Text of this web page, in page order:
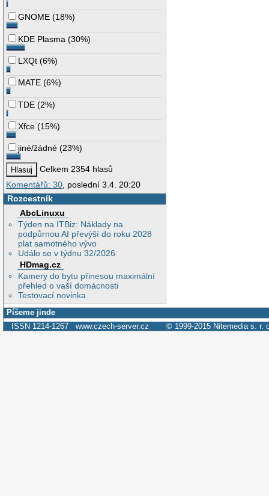
GNOME (18%)
KDE Plasma (30%)
LXQt (6%)
MATE (6%)
TDE (2%)
Xfce (15%)
jiné/žádné (23%)
Celkem 2354 hlasů
Komentářů: 30 , poslední 3.4. 20:20
Rozcestník
AbcLinuxu
Týden na ITBiz: Náklady na
podpůrnou AI převýší do roku 2028
plat samotného vývo
Událo se v týdnu 32/2026
HDmag.cz
Kamery do bytu přinesou maximální
přehled o vaší domácnosti
Testovací novinka
Píšeme jinde
ISSN 1214-1267 www.czech-server.cz © 1999-2015 Nitemedia s. r.